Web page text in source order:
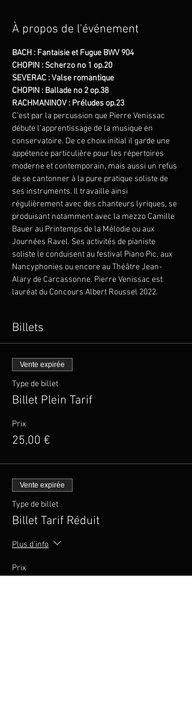
À propos de l'événement
BACH : Fantaisie et Fugue BWV 904
CHOPIN : Scherzo no 1 op.20
SEVERAC : Valse romantique
CHOPIN : Ballade no 2 op.38
RACHMANINOV : Préludes op.23
C’est par la percussion que Pierre Venissac
débute l’apprentissage de la musique en
conservatoire. De ce choix initial il garde une
appétence particulière pour les répertoires
moderne et contemporain, mais aussi un refus
de se cantonner à la pure pratique soliste de
ses instruments. Il travaille ainsi
régulièrement avec des chanteurs lyriques, se
produisant notamment avec la mezzo Camille
Bauer au Printemps de la Mélodie ou aux
Journées Ravel. Ses activités de pianiste
soliste le conduisent au festival Piano Pic, aux
Nancyphonies ou encore au Théâtre Jean-
Alary de Carcassonne. Pierre Venissac est
lauréat du Concours Albert Roussel 2022.
Billets
Vente expirée
Type de billet
Billet Plein Tarif
Prix
25,00 €
Vente expirée
Type de billet
Billet Tarif Réduit
Plus d'info
Prix